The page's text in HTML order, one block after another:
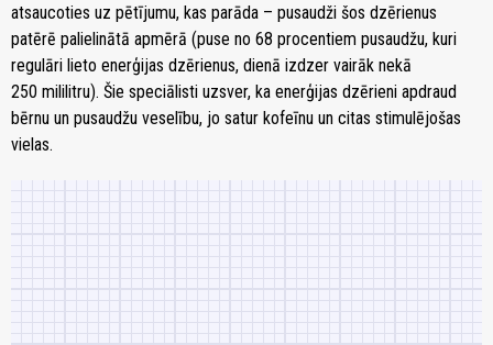
atsaucoties uz pētījumu, kas parāda – pusaudži šos dzērienus
patērē palielinātā apmērā (puse no 68 procentiem pusaudžu, kuri
regulāri lieto enerģijas dzērienus, dienā izdzer vairāk nekā
250 mililitru). Šie speciālisti uzsver, ka enerģijas dzērieni apdraud
bērnu un pusaudžu veselību, jo satur kofeīnu un citas stimulējošas
vielas.